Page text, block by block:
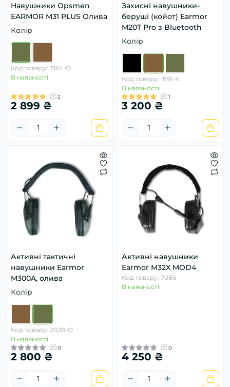
Навушники Opsmen
EARMOR M31 PLUS Олива
Колір
Код товару: 7164-О
В наявності
2
2 899 ₴
Захисні навушники-
беруші (койот) Earmor
M20T Pro з Bluetooth
Колір
Код товару: 1891-К
В наявності
1
3 200 ₴
Активні тактичні
навушники Earmor
M300A, олива
Колір
Код товару: 2028-О
В наявності
0
2 800 ₴
Активні навушники
Earmor M32X MOD4
Код товару: 7086
В наявності
0
4 250 ₴